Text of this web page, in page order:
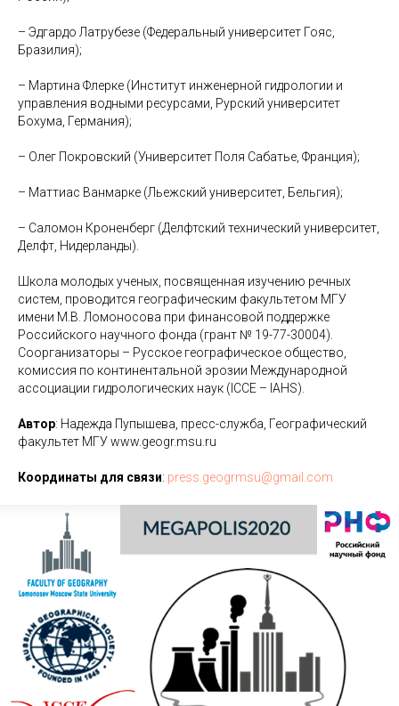
– Эдгардо Латрубезе (Федеральный университет Гояс,
Бразилия);
– Мартина Флерке (Институт инженерной гидрологии и
управления водными ресурсами, Рурский университет
Бохума, Германия);
– Олег Покровский (Университет Поля Сабатье, Франция);
– Маттиас Ванмарке (Льежский университет, Бельгия);
– Саломон Кроненберг (Делфтский технический университет,
Делфт, Нидерланды).
Школа молодых ученых, посвященная изучению речных
систем, проводится географическим факультетом МГУ
имени М.В. Ломоносова при финансовой поддержке
Российского научного фонда (грант № 19-77-30004).
Соорганизаторы – Русское географическое общество,
комиссия по континентальной эрозии Международной
ассоциации гидрологических наук (ICCE – IAHS).
Автор: Надежда Пупышева, пресс-служба, Географический
факультет МГУ www.geogr.msu.ru
Координаты для связи: press.geogrmsu@gmail.com